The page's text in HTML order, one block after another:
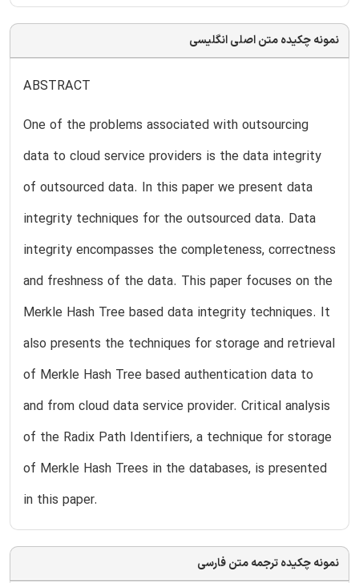
نمونه چکیده متن اصلی انگلیسی
ABSTRACT
One of the problems associated with outsourcing
data to cloud service providers is the data integrity
of outsourced data. In this paper we present data
integrity techniques for the outsourced data. Data
integrity encompasses the completeness, correctness
and freshness of the data. This paper focuses on the
Merkle Hash Tree based data integrity techniques. It
also presents the techniques for storage and retrieval
of Merkle Hash Tree based authentication data to
and from cloud data service provider. Critical analysis
of the Radix Path Identifiers, a technique for storage
of Merkle Hash Trees in the databases, is presented
in this paper.
نمونه چکیده ترجمه متن فارسی